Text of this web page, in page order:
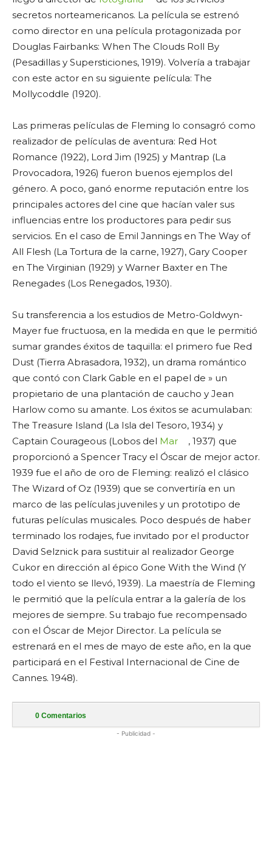
secretos norteamericanos. La película se estrenó
como director en una película protagonizada por
Douglas Fairbanks: When The Clouds Roll By
(Pesadillas y Supersticiones, 1919). Volvería a trabajar
con este actor en su siguiente película: The
Mollycoddle (1920).
Las primeras películas de Fleming lo consagró como
realizador de películas de aventura: Red Hot
Romance (1922), Lord Jim (1925) y Mantrap (La
Provocadora, 1926) fueron buenos ejemplos del
género. A poco, ganó enorme reputación entre los
principales actores del cine que hacían valer sus
influencias entre los productores para pedir sus
servicios. En el caso de Emil Jannings en The Way of
All Flesh (La Tortura de la carne, 1927), Gary Cooper
en The Virginian (1929) y Warner Baxter en The
Renegades (Los Renegados, 1930).
Su transferencia a los estudios de Metro-Goldwyn-
Mayer fue fructuosa, en la medida en que le permitió
sumar grandes éxitos de taquilla: el primero fue Red
Dust (Tierra Abrasadora, 1932), un drama romántico
que contó con Clark Gable en el papel de » un
propietario de una plantación de caucho y Jean
Harlow como su amante. Los éxitos se acumulaban:
The Treasure Island (La Isla del Tesoro, 1934) y
Captain Courageous (Lobos del Mar
, 1937) que
proporcionó a Spencer Tracy el Óscar de mejor actor.
1939 fue el año de oro de Fleming: realizó el clásico
The Wizard of Oz (1939) que se convertiría en un
marco de las películas juveniles y un prototipo de
futuras películas musicales. Poco después de haber
terminado los rodajes, fue invitado por el productor
David Selznick para sustituir al realizador George
Cukor en dirección al épico Gone With the Wind (Y
todo el viento se llevó, 1939). La maestría de Fleming
le permitió que la película entrar a la galería de los
mejores de siempre. Su trabajo fue recompensado
con el Óscar de Mejor Director. La película se
estrenará en el mes de mayo de este año, en la que
participará en el Festival Internacional de Cine de
Cannes. 1948).
0 Comentarios
- Publicidad -